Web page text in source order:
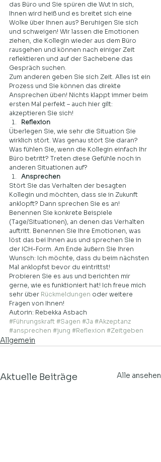
das Büro und Sie spüren die Wut in sich,
Ihnen wird heiß und es breitet sich eine
Wolke über Ihnen aus? Beruhigen Sie sich
und schweigen! Wir lassen die Emotionen
ziehen, die Kollegin wieder aus dem Büro
rausgehen und können nach einiger Zeit
reflektieren und auf der Sachebene das
Gespräch suchen.
Zum anderen geben Sie sich Zeit. Alles ist ein
Prozess und Sie können das direkte
Ansprechen üben! Nichts klappt immer beim
ersten Mal perfekt – auch hier gilt:
akzeptieren Sie sich!
Reflexion
Überlegen Sie, wie sehr die Situation Sie
wirklich stört. Was genau stört Sie daran?
Was fühlen Sie, wenn die Kollegin einfach Ihr
Büro betritt? Treten diese Gefühle noch in
anderen Situationen auf?
Ansprechen
Stört Sie das Verhalten der besagten
Kollegin und möchten, dass sie in Zukunft
anklopft? Dann sprechen Sie es an!
Benennen Sie konkrete Beispiele
(Tage/Situationen), an denen das Verhalten
auftritt. Benennen Sie Ihre Emotionen, was
löst das bei Ihnen aus und sprechen Sie in
der ICH-Form. Am Ende äußern Sie Ihren
Wunsch: Ich möchte, dass du beim nächsten
Mal anklopfst bevor du eintrittst!
Probieren Sie es aus und berichten mir
gerne, wie es funktioniert hat! Ich freue mich
sehr über Rückmeldungen oder weitere
Fragen von Ihnen!
Autorin: Rebekka Asbach
#Führungskraft #Sagen #Ja #Akzeptanz
#ansprechen #jung #Reflexion #Zeitgeben
Allgemein
Aktuelle Beiträge Alle ansehen